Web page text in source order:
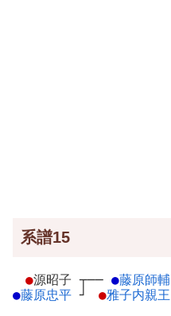
系譜15
●源昭子 ┬
●藤原忠平 ┘
── ●藤原師輔
●雅子内親王